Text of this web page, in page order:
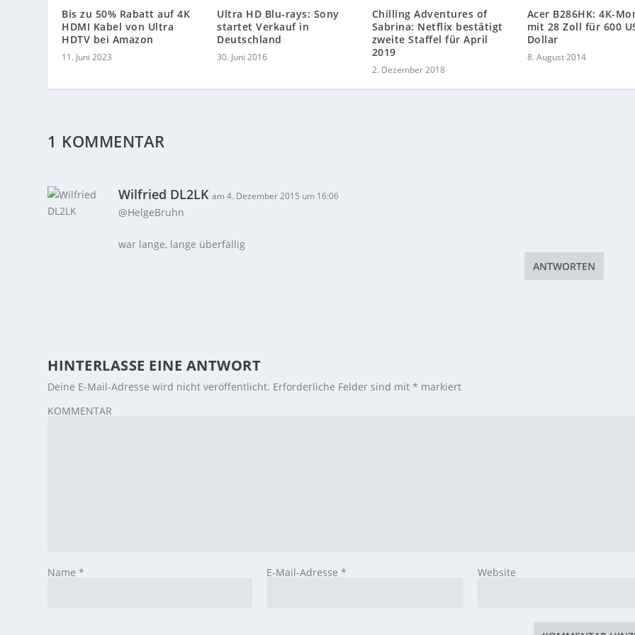
Bis zu 50% Rabatt auf 4K
HDMI Kabel von Ultra
HDTV bei Amazon
11. Juni 2023
Ultra HD Blu-rays: Sony
startet Verkauf in
Deutschland
30. Juni 2016
Chilling Adventures of
Sabrina: Netflix bestätigt
zweite Staffel für April
2019
2. Dezember 2018
Acer B286HK: 4K-
mit 28 Zoll für 600
Dollar
8. August 2014
1 KOMMENTAR
Wilfried DL2LK am 4. Dezember 2015 um 16:06
@HelgeBruhn
war lange, lange überfällig
ANTWORTEN
HINTERLASSE EINE ANTWORT
Deine E-Mail-Adresse wird nicht veröffentlicht. Erforderliche Felder sind mit* markiert
KOMMENTAR
Name* E-Mail-Adresse * Website